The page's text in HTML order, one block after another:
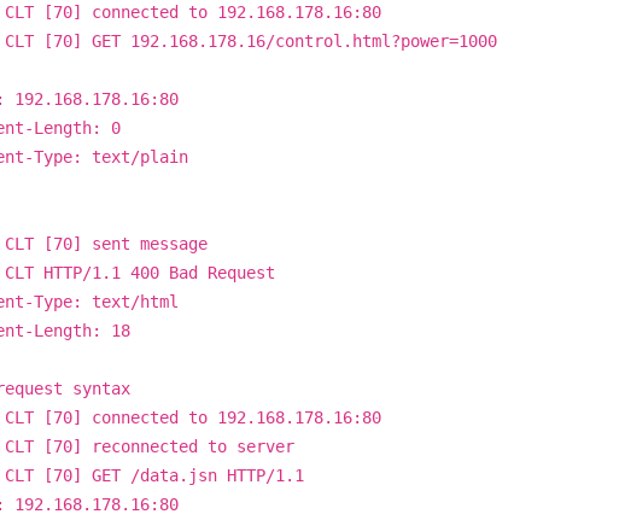
CLT [70] connected to 192.168.178.16:80
CLT [70] GET 192.168.178.16/control.html?power=1000
192.168.178.16:80
Length: 0
Type: text/plain
CLT [70] sent message
HTTP/1.1 400 Bad Request
Type: text/html
Length: 18
syntax
CLT [70] connected to 192.168.178.16:80
CLT [70] reconnected to server
CLT [70] GET /data.jsn HTTP/1.1
192.168.178.16:80